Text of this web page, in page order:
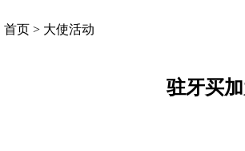
首页 > 大使活动
驻牙买